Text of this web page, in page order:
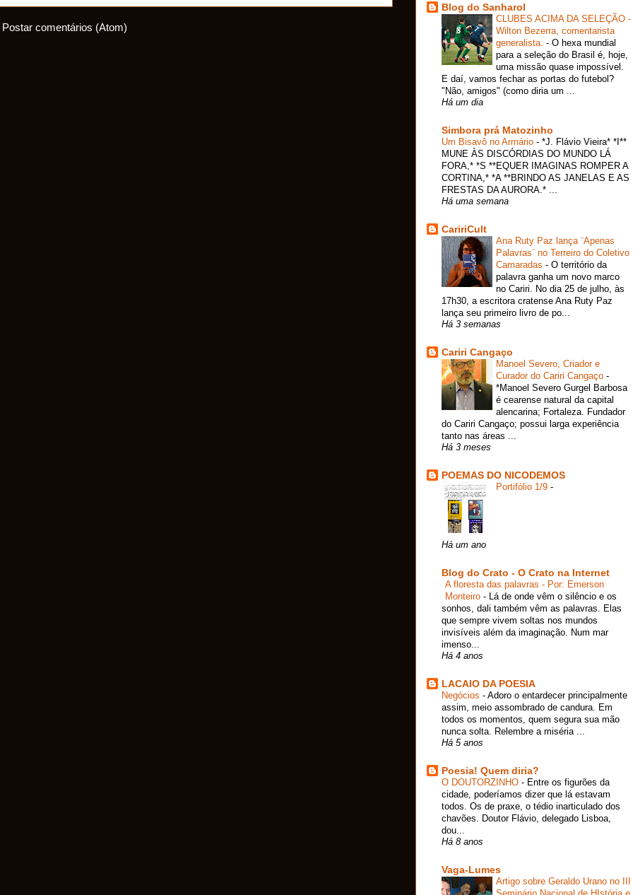
Postar comentários (Atom)
Blog do Sanharol
CLUBES ACIMA DA SELEÇÃO -
Wilton Bezerra, comentarista
generalista. - O hexa mundial
para a seleção do Brasil é, hoje,
uma missão quase impossível.
E daí, vamos fechar as portas do futebol?
"Não, amigos" (como diria um ...
Há um dia
Simbora prá Matozinho
Um Bisavô no Armário - *J. Flávio Vieira* *I**
MUNE ÀS DISCÓRDIAS DO MUNDO LÁ
FORA,* *S **EQUER IMAGINAS ROMPER A
CORTINA,* *A **BRINDO AS JANELAS E AS
FRESTAS DA AURORA.* ...
Há uma semana
CaririCult
Ana Ruty Paz lança ¨Apenas
Palavras¨ no Terreiro do Coletivo
Camaradas - O território da
palavra ganha um novo marco
no Cariri. No dia 25 de julho, às
17h30, a escritora cratense Ana Ruty Paz
lança seu primeiro livro de po...
Há 3 semanas
Cariri Cangaço
Manoel Severo, Criador e
Curador do Cariri Cangaço -
*Manoel Severo Gurgel Barbosa
é cearense natural da capital
alencarina; Fortaleza. Fundador
do Cariri Cangaço; possui larga experiência
tanto nas áreas ...
Há 3 meses
POEMAS DO NICODEMOS
Portifólio 1/9 -
Há um ano
Blog do Crato - O Crato na Internet
A floresta das palavras - Por: Emerson
Monteiro - Lá de onde vêm o silêncio e os
sonhos, dali também vêm as palavras. Elas
que sempre vivem soltas nos mundos
invisíveis além da imaginação. Num mar
imenso...
Há 4 anos
LACAIO DA POESIA
Negócios - Adoro o entardecer principalmente
assim, meio assombrado de candura. Em
todos os momentos, quem segura sua mão
nunca solta. Relembre a miséria ...
Há 5 anos
Poesia! Quem diria?
O DOUTORZINHO - Entre os figurões da
cidade, poderíamos dizer que lá estavam
todos. Os de praxe, o tédio inarticulado dos
chavões. Doutor Flávio, delegado Lisboa,
dou...
Há 8 anos
Vaga-Lumes
Artigo sobre Geraldo Urano no III